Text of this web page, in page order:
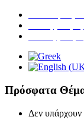
Πρόσφατα
Δεν υπάρχουν